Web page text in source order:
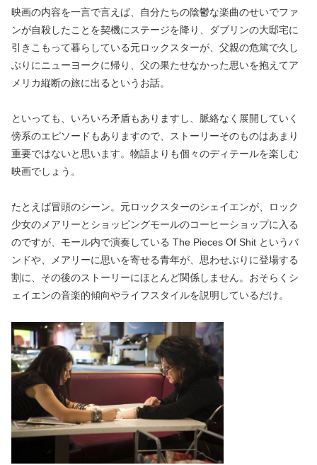
映画の内容を一言で言えば、自分たちの陰鬱な楽曲のせいでファ
ンが自殺したことを契機にステージを降り、ダブリンの大邸宅に
引きこもって暮らしている元ロックスターが、父親の危篤で久し
ぶりにニューヨークに帰り、父の果たせなかった思いを抱えてア
メリカ縦断の旅に出るというお話。
といっても、いろいろ矛盾もありますし、脈絡なく展開していく
傍系のエピソードもありますので、ストーリーそのものはあまり
重要ではないと思います。物語よりも個々のディテールを楽しむ
映画でしょう。
たとえば冒頭のシーン。元ロックスターのシェイエンが、ロック
少女のメアリーとショッピングモールのコーヒーショップに入る
のですが、モール内で演奏している The Pieces Of Shit というバ
ンドや、メアリーに思いを寄せる青年が、思わせぶりに登場する
割に、その後のストーリーにほとんど関係しません。おそらくシ
ェイエンの音楽的傾向やライフスタイルを説明しているだけ。